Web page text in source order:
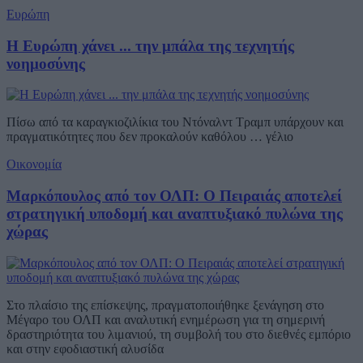
Ευρώπη
Η Ευρώπη χάνει ... την μπάλα της τεχνητής
νοημοσύνης
Πίσω από τα καραγκιοζιλίκια του Ντόναλντ Τραμπ υπάρχουν και
πραγματικότητες που δεν προκαλούν καθόλου … γέλιο
Οικονομία
Μαρκόπουλος από τον ΟΛΠ: Ο Πειραιάς αποτελεί
στρατηγική υποδομή και αναπτυξιακό πυλώνα της
χώρας
Στο πλαίσιο της επίσκεψης, πραγματοποιήθηκε ξενάγηση στο
Μέγαρο του ΟΛΠ και αναλυτική ενημέρωση για τη σημερινή
δραστηριότητα του λιμανιού, τη συμβολή του στο διεθνές εμπόριο
και στην εφοδιαστική αλυσίδα